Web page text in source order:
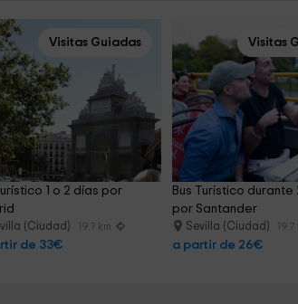
Visitas Guiadas
1 o 2 días por
(Ciudad) 19.7 km
de 33€
Visitas
Bus Turístico durante
por Santander
Sevilla (Ciudad) 19.7
a partir de 26€